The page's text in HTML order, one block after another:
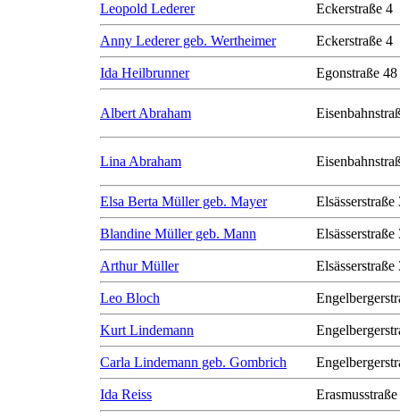
Leopold Lederer Eckerstraße 4
Anny Lederer geb. Wertheimer Eckerstraße 4
Ida Heilbrunner Egonstraße 48
Albert Abraham
Lina Abraham
Elsa Berta Müller geb. Mayer Elsässerstraße
Blandine Müller geb. Mann Elsässerstraße
Arthur Müller Elsässerstraße
Leo Bloch
Kurt Lindemann
Carla Lindemann geb. Gombrich
Ida Reiss